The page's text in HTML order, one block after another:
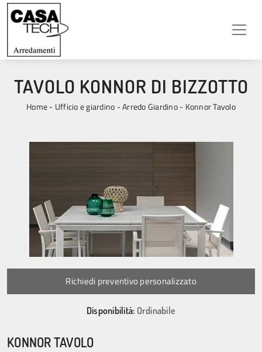
TAVOLO KONNOR DI BIZZOTTO
Home- Ufficio e giardino -Arredo Giardino- Konnor Tavolo
Richiedi preventivo personalizzato
Disponibilità: Ordinabile
KONNOR TAVOLO